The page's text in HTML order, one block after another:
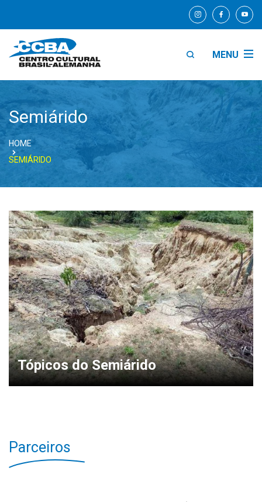
MENU
Semiárido
HOME
SEMIÁRIDO
Tópicos do Semiárido
Parceiros